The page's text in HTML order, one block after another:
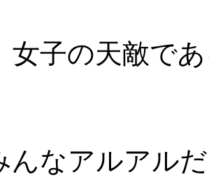
女子の天敵で
んなアルアル